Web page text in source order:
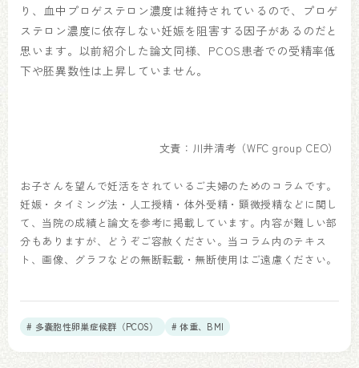
り、血中プロゲステロン濃度は維持されているので、プロゲ
ステロン濃度に依存しない妊娠を阻害する因子があるのだと
思います。以前紹介した論文同様、PCOS患者での受精率低
下や胚異数性は上昇していません。
文責：川井清考（WFC group CEO）
お子さんを望んで妊活をされているご夫婦のためのコラムです。
妊娠・タイミング法・人工授精・体外受精・顕微授精などに関し
て、当院の成績と論文を参考に掲載しています。内容が難しい部
分もありますが、どうぞご容赦ください。当コラム内のテキス
ト、画像、グラフなどの無断転載・無断使用はご遠慮ください。
# 多嚢胞性卵巣症候群（PCOS） # 体重、BMI